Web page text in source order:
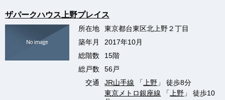
ザパークハウス上野プレイス
所在地
東京都台東区北上野２丁目
築年月
2017年10月
総階数
15階
総戸数
56戸
交通
JR山手線 「 上野 」 徒歩8分
東京メトロ銀座線 「 上野 」 徒歩10